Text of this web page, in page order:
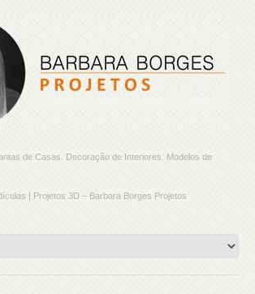
de Casas. Decoração de Interiores. Modelos de
| Projetos 3D – Barbara Borges Projetos